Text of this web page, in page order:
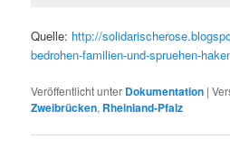
Quelle: http://
bedrohen-familien-und-spruehen-
Veröffentlicht unter Dokumentation |
Zweibrücken, Rheinland-Pfalz